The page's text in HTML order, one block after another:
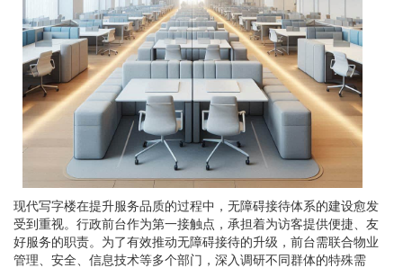
现代写字楼在提升服务品质的过程中，无障碍接待体系的建设愈发
受到重视。行政前台作为第一接触点，承担着为访客提供便捷、友
好服务的职责。为了有效推动无障碍接待的升级，前台需联合物业
管理、安全、信息技术等多个部门，深入调研不同群体的特殊需